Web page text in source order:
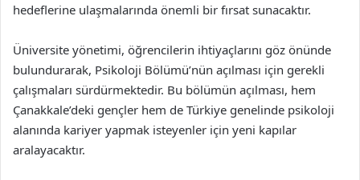
hedeflerine ulaşmalarında önemli bir fırsat sunacaktır.
Üniversite yönetimi, öğrencilerin ihtiyaçlarını göz önünde
bulundurarak, Psikoloji Bölümü’nün açılması için gerekli
çalışmaları sürdürmektedir. Bu bölümün açılması, hem
Çanakkale’deki gençler hem de Türkiye genelinde psikoloji
alanında kariyer yapmak isteyenler için yeni kapılar
aralayacaktır.